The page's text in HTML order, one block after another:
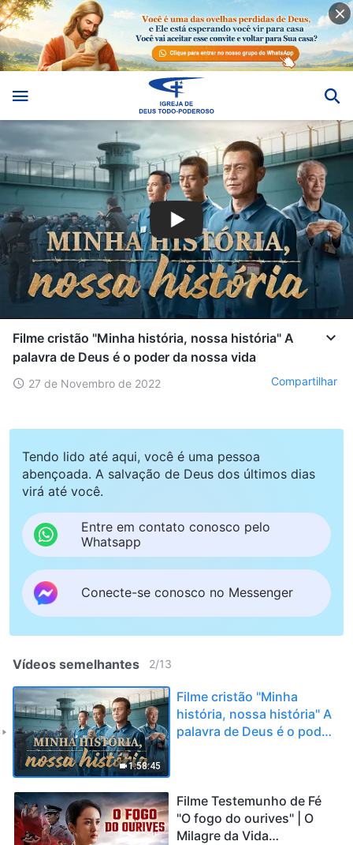
Filme cristão "Minha história, nossa história" A
palavra de Deus é o poder da nossa vida
27 de Novembro de 2022 Compartilhar
Tendo lido até aqui, você é uma pessoa
abençoada. A salvação de Deus dos últimos dias
virá até você.
Entre em contato conosco pelo
Whatsapp
Conecte-se conosco no Messenger
Vídeos semelhantes 2/13
1:58:45
Filme cristão "Minha
história, nossa história" A
palavra de Deus é o poder
Filme Testemunho de Fé
"O fogo do ourives" | O
Milagre da Vida